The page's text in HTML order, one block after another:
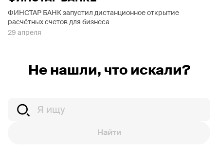
ФИНСТАР БАНК запустил дистанционное открытие
расчётных счетов для бизнеса
29 апреля
Не нашли, что искали?
Найти